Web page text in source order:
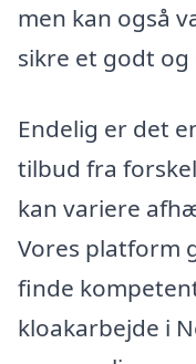
men kan også
sikre et godt
Endelig er det
tilbud fra
kan variere
Vores platform
finde
kloakarbejde i